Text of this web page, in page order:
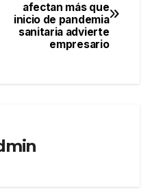
afectan más que
inicio de pandemia
sanitaria advierte
empresario